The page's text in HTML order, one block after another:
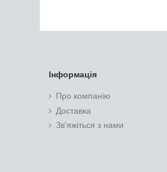
Інформація
Про компанію
Доставка
Зв'яжіться з нами